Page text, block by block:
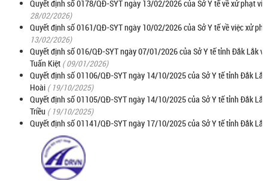
Quyết định số 0178/QĐ-SYT ngày 13/02/2026 của Sở Y tế về xử phạt vi
28/02/2026)
Quyết định số 0161/QĐ-SYT ngày 10/02/2026 của Sở Y tế về việc xử
13/02/2026)
Quyết định số 016/QĐ-SYT ngày 07/01/2026 của Sở Y tế tỉnh Đắk Lắk
Tuấn Kiệt ( 09/01/2026)
Quyết định số 01106/QĐ-SYT ngày 14/10/2025 của Sở Y tế tỉnh Đắk
Hoài ( 19/10/2025)
Quyết định số 01105/QĐ-SYT ngày 14/10/2025 của Sở Y tế tỉnh Đắk
Triều ( 19/10/2025)
Quyết định số 01141/QĐ-SYT ngày 17/10/2025 của Sở Y tế tỉnh Đắk